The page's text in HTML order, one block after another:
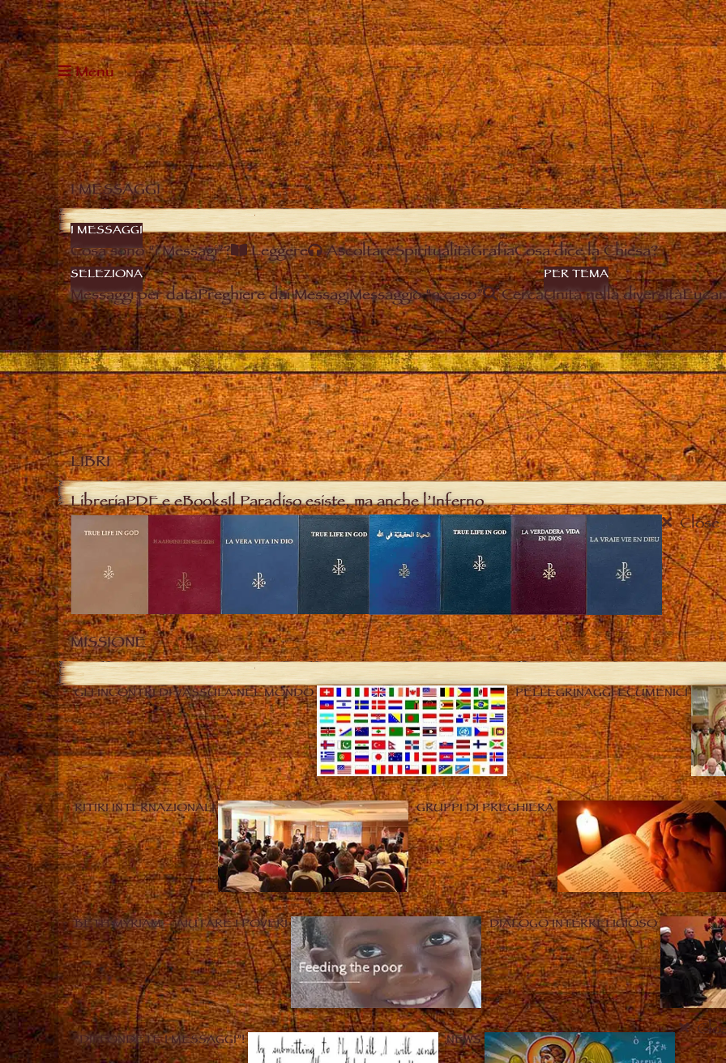
Menu
I MESSAGGI
I MESSAGGI
Cosa sono “i Messagi”? Leggere AscoltareSpiritualitàGrafiaCosa dice la Chiesa?
SELEZIONA
Messaggi per dataPreghiere dai MessagiMessaggio “a caso” Cerca
PER TEMA
Unità nella diversità
LIBRI
LibreriaPDF e eBooksIl Paradiso esiste, ma anche l’Inferno
Close
MISSIONE
GLI INCONTRI DI VASSULA NEL MONDO PELLEGRINAGGI ECUMENICI
RITIRI INTERNAZIONALI GRUPPI DI PREGHIERA
BETH MYRIAM – AIUTARE I POVERI DIALOGO INTERRELIGIOSO
“DIFFONDETE I MESSAGGI”! NEWS